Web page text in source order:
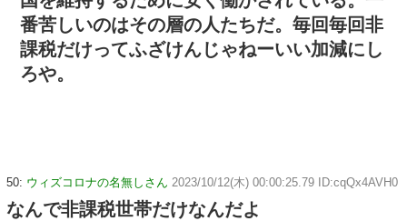
番苦しいのはその層の人たちだ。毎回毎回非
課税だけってふざけんじゃねーいい加減にし
ろや。
50: ウィズコロナの名無しさん 2023/10/12(木) 00:00:25.79 ID:cqQx4AVH0
なんで非課税世帯だけなんだよ